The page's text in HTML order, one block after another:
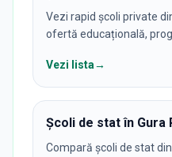
Vezi rapid școli private
ofertă educațională,
Vezi lista→
Școli de stat în Gura
Compară școli de stat